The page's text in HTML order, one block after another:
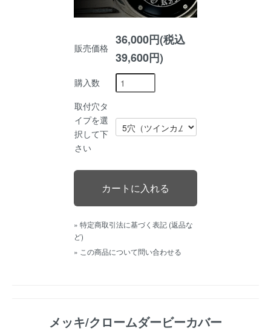
販売価格
36,000円(税込
39,600円)
購入数
取付穴タ
イプを選
択して下
さい
» 特定商取引法に基づく表記 (返品な
ど)
» この商品について問い合わせる
メッキ/クロームダービーカバー